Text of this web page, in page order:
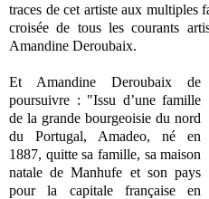
traces de cet artiste aux multiples
croisée de tous les courants
Amandine Deroubaix.
Et Amandine Deroubaix de
poursuivre : "Issu d’une famille
de la grande bourgeoisie du nord
du Portugal, Amadeo, né en
1887, quitte sa famille, sa maison
natale de Manhufe et son pays
pour la capitale française en